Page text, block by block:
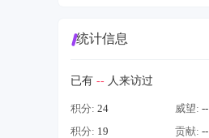
统计信息
已有 -- 人来访过
积分: 24 威望:--
积分: 19 贡献:--